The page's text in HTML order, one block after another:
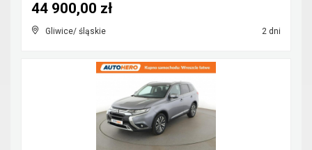
Gliwice/ śląskie 2 dni
44 900,00 zł